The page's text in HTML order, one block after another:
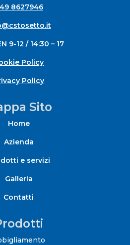
8627946
9-12 / 14:30 – 17
Policy
Policy
Sito
Home
Azienda
e servizi
Galleria
Contatti